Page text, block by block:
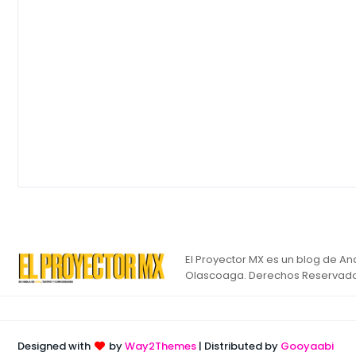
El Proyector MX es un blog de
Olascoaga. Derechos
Designed with byWay2Themes | Distributed by Gooyaabi